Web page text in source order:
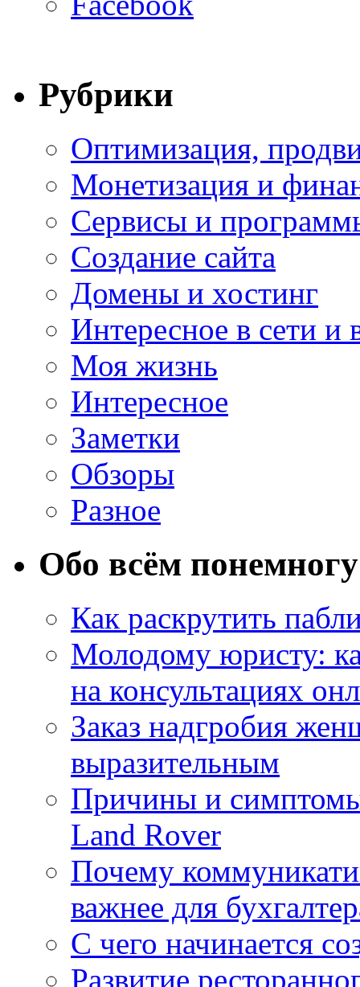
Рубрики
Оптимизация,
Монетизация и
Сервисы и
Создание сайта
Домены и хостинг
Интересное в сети и
Моя жизнь
Интересное
Заметки
Обзоры
Разное
Обо всём понемногу
Как раскрутить
Молодому юристу:
на консультациях
Заказ надгробия
выразительным
Причины и
Land Rover
Почему
важнее для
С чего начинается
Развитие